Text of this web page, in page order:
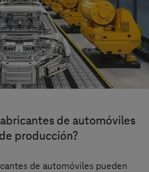
de automóviles
producción?
de automóviles pueden